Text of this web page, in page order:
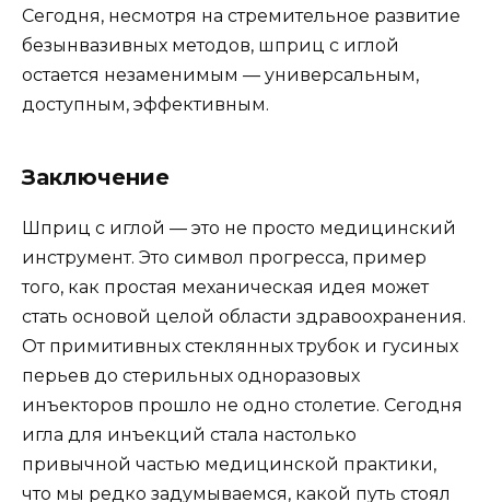
Сегодня, несмотря на стремительное развитие
безынвазивных методов, шприц с иглой
остается незаменимым — универсальным,
доступным, эффективным.
Заключение
Шприц с иглой — это не просто медицинский
инструмент. Это символ прогресса, пример
того, как простая механическая идея может
стать основой целой области здравоохранения.
От примитивных стеклянных трубок и гусиных
перьев до стерильных одноразовых
инъекторов прошло не одно столетие. Сегодня
игла для инъекций стала настолько
привычной частью медицинской практики,
что мы редко задумываемся, какой путь стоял